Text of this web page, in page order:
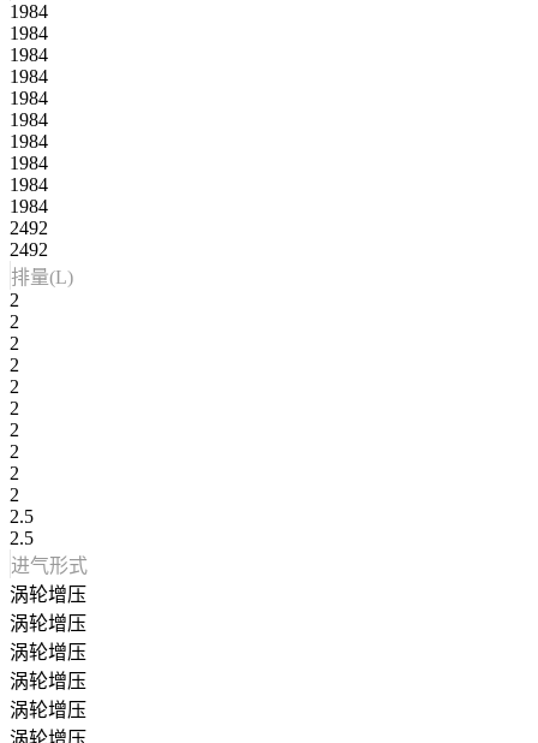
1984
1984
1984
1984
1984
1984
1984
1984
1984
1984
2492
2492
排量(L)
2
2
2
2
2
2
2
2
2
2
2.5
2.5
进气形式
涡轮增压
涡轮增压
涡轮增压
涡轮增压
涡轮增压
涡轮增压